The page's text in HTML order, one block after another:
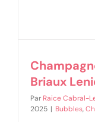
Briaux
Par Raice Cabral-
2025 | Bubbles,